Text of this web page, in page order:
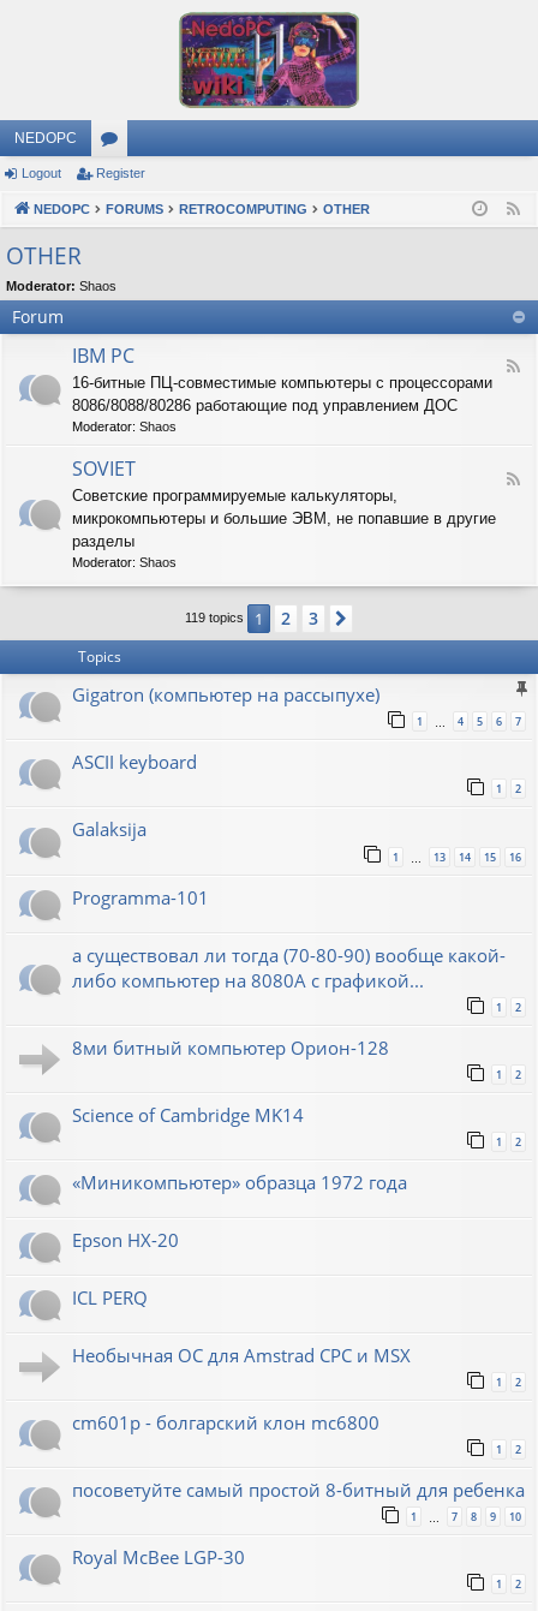
NEDOPC
or
u
s
Logout Register
NEDOPC FORUMS RETROCOMPUTING OTHER
OTHER
Moderator: Shaos
Forum
F
B
IBM PC
16-битные ПЦ-совместимые компьютеры с процессорами
8086/8088/80286 работающие под управлением ДОС
Moderator: Shaos
F
SOVIET
Советские программируемые калькуляторы,
микрокомпьютеры и большие ЭВМ, не попавшие в другие
разделы
Moderator: Shaos
119 topics 1 2 3
Topics
Gigatron (компьютер на рассыпухе)
1 … 4 5 6 7
ASCII keyboard
1 2
Galaksija
1 13 14 15 16
Programma-101
а существовал ли тогда (70-80-90) вообще какой-
либо компьютер на 8080А с графикой...
1 2
8ми битный компьютер Орион-128
1 2
Science of Cambridge MK14
1 2
«Миникомпьютер» образца 1972 года
Epson HX-20
ICL PERQ
Необычная ОС для Amstrad CPC и MSX
1 2
cm601p - болгарский клон mc6800
1 2
посоветуйте самый простой 8-битный для ребенка
1 … 7 8 9 10
Royal McBee LGP-30
1 2